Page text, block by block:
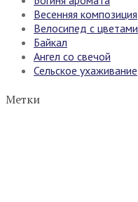
Весенняя композиция
Велосипед с цветами
Байкал
Ангел со свечой
Сельское ухаживание
Метки